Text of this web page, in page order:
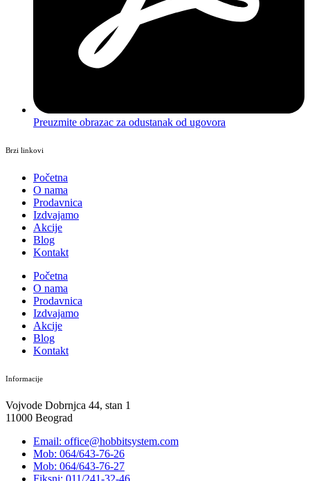
Preuzmite obrazac za odustanak od ugovora
Brzi linkovi
Početna
O nama
Prodavnica
Izdvajamo
Akcije
Blog
Kontakt
Početna
O nama
Prodavnica
Izdvajamo
Akcije
Blog
Kontakt
Informacije
Vojvode Dobrnjca 44, stan 1
11000 Beograd
Email: office@hobbitsystem.com
Mob: 064/643-76-26
Mob: 064/643-76-27